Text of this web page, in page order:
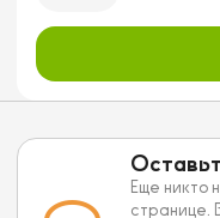
Еще никто
странице.